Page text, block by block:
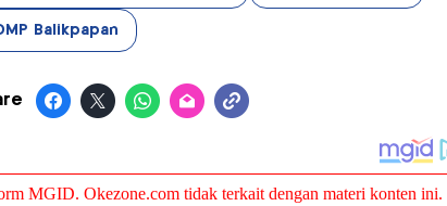
Balikpapan